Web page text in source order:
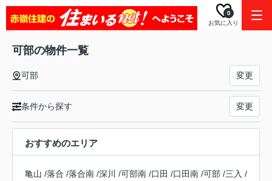
お気に入り
0
可部の物件一覧
可部 変更
条件から探す 変更
おすすめのエリア
亀山 /落合 /落合南 /深川 /可部南 /口田 /口田南 /可部 /三入 /